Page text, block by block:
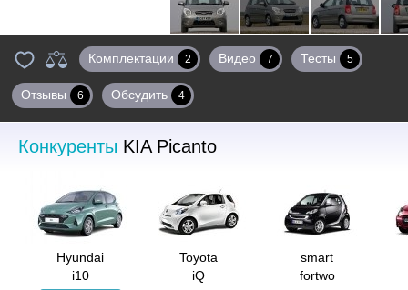
Комплектации 2 Видео 7 Тесты 5
Отзывы 6 Обсудить 4
Конкуренты KIA Picanto
Hyundai
i10
Toyota
iQ
smart
fortwo